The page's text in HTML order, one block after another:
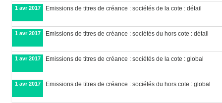
1 avr 2017 Emissions de titres de créance : sociétés de la cote : détail
1 avr 2017 Emissions de titres de créance : sociétés du hors cote : détail
1 avr 2017 Emissions de titres de créance : sociétés de la cote : global
1 avr 2017 Emissions de titres de créance : sociétés du hors cote : global